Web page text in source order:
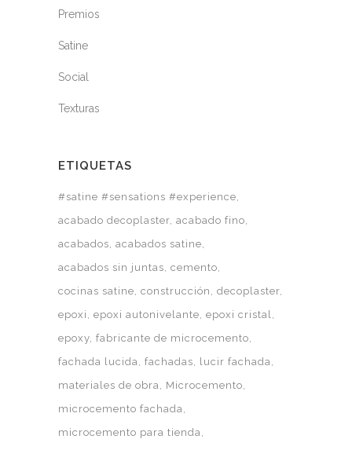
Premios
Satine
Social
Texturas
ETIQUETAS
#satine #sensations #experience
acabado decoplaster acabado fino
acabados acabados satine
acabados sin juntas cemento
cocinas satine construcción
decoplaster
epoxi
epoxi autonivelante epoxi cristal
epoxy fabricante de microcemento
fachada lucida
fachadas
lucir fachada
materiales de obra
Microcemento
microcemento fachada
microcemento para tienda